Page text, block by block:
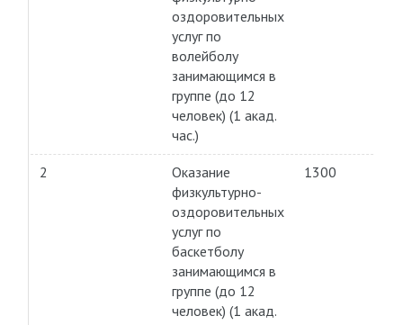
оздоровительных
услуг по
волейболу
занимающимся в
группе (до 12
человек) (1 акад.
час.)
2
Оказание
физкультурно-
оздоровительных
услуг по
баскетболу
занимающимся в
группе (до 12
человек) (1 акад.
1300